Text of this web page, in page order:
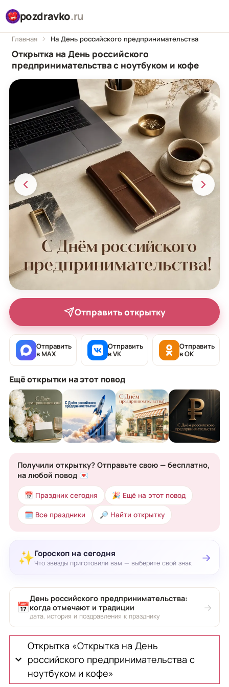
pozdravko.ru
Главная На День российского предпринимательства
Открытка на День российского
предпринимательства с ноутбуком и кофе
Отправить открытку
Отправить
в MAX
Отправить
в VK
Отправить
в OK
Ещё открытки на этот повод
Получили открытку? Отправьте свою — бесплатно,
на любой повод 💌
📅 Праздник сегодня 🎉 Ещё на этот повод
🗓 Все праздники 🔎 Найти открытку
✨Гороскоп на сегодня
Что звёзды приготовили вам — выберите свой знак →
📅
День российского предпринимательства:
когда отмечают и традиции
дата, история и поздравления к празднику
→
Открытка «Открытка на День
российского предпринимательства с
ноутбуком и кофе»